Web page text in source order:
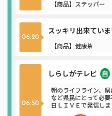
【商品】ステッパー
06:20
スッキリ出来てい
【商品】健康茶
06:50
しらしがテレビ
朝のライフライン、
など県民にとって必
日ＬＩＶＥで発信しま